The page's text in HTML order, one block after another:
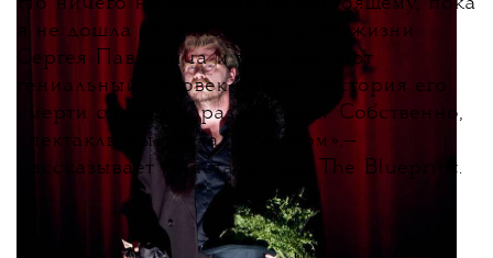
я не дошла до финальных дней жизни
Сергея Павловича и того, как этот
гениальный человек умирал. История его
смерти сильно поразила меня. Собственно,
спектакль мы сделали об этом »,—
рассказывает Анастасия для The Blueprint.